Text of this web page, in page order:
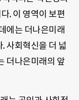
. 이 영역이 보편
에는 더나은미래
사회혁신을 더 넓
더나은미래의 앞